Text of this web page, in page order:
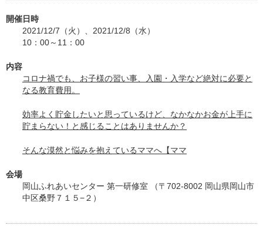
開催日時
2021/12/7（火）、2021/12/8（水）
10：00～11：00
内容
コロナ禍でも、お子様の習い事、入園・入学など絶対に必要と
なる教育費用。
効率よく貯金したいと思っているけど、なかなかお金が上手に
貯まらない！と感じることはありませんか？
そんな漠然と悩みを抱えているママへ【ママ
会場
岡山ふれあいセンター 第一研修室 （〒702-8002 岡山県岡山市
中区桑野７１５−２）